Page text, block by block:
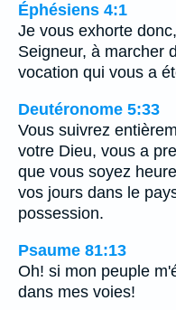
Éphésiens 4:1
Je vous exhorte
Seigneur, à marcher
vocation qui vous a
Deutéronome 5:33
Vous suivrez
votre Dieu, vous a
que vous soyez
vos jours dans le
possession.
Psaume 81:13
Oh! si mon peuple
dans mes voies!